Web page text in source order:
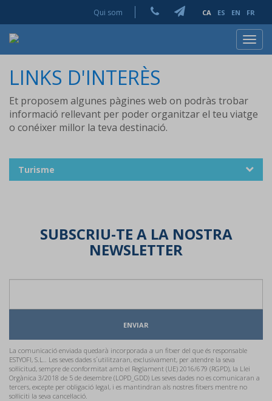
Qui som CA ES EN FR
LINKS D'INTERÈS
Et proposem algunes pàgines web on podràs trobar
informació rellevant per poder organitzar el teu viatge
o conéixer millor la teva destinació.
Turisme
SUBSCRIU-TE A LA NOSTRA
NEWSLETTER
ENVIAR
La comunicació enviada quedarà incorporada a un fitxer del que és responsable
ESTYOFI, S.L.. Les seves dades s´utilitzaran, exclusivament, per atendre la seva
sol·licitud, sempre de conformitat amb el Reglament (UE) 2016/679 (RGPD), la Llei
Orgànica 3/2018 de 5 de desembre (LOPD_GDD) Les seves dades no es comunicaran a
tercers, excepte per obligació legal, i es mantindran als nostres fitxers mentre no
sol·liciti la seva cancel·lació.